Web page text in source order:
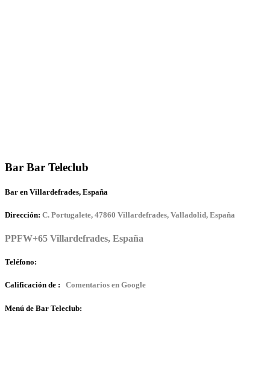
Bar Bar Teleclub
Bar en Villardefrades, España
Dirección: C. Portugalete, 47860 Villardefrades, Valladolid, España
PPFW+65 Villardefrades, España
Teléfono:
Calificación de : Comentarios en Google
Menú de Bar Teleclub: